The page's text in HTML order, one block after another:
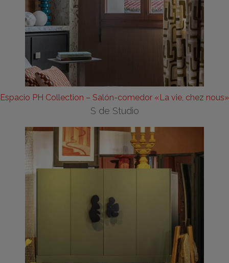
Espacio PH Collection – Salón-comedor «La vie, chez nous»
S de Studio